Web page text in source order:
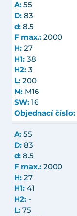
A: 55
D: 83
d: 8.5
F max.: 2000
H: 27
H1: 38
H2: 3
L: 200
M: M16
SW: 16
Objednací číslo:
A: 55
D: 83
d: 8.5
F max.: 2000
H: 27
H1: 41
H2: -
L: 75